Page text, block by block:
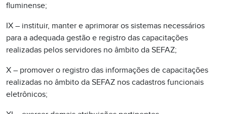
fluminense;
IX – instituir, manter e aprimorar os sistemas necessários
para a adequada gestão e registro das capacitações
realizadas pelos servidores no âmbito da SEFAZ;
X – promover o registro das informações de capacitações
realizadas no âmbito da SEFAZ nos cadastros funcionais
eletrônicos;